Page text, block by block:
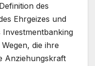
des
Ehrgeizes und
Investmentbanking
die ihre
Anziehungskraft